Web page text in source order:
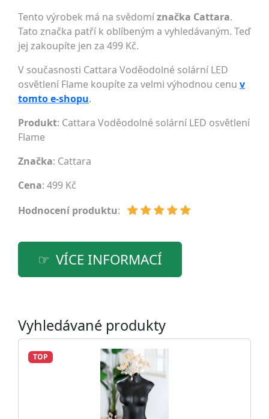
Tento výrobek má na svědomíznačka Cattara.
Tato značka patří k oblíbeným a vyhledávaným. Teď
jej zakoupíte jen za 499 Kč.
V současnosti Cattara Voděodolné solární LED
osvětlení Flame koupíte za velmi výhodnou cenu v
tomto e-shopu.
Produkt: Cattara Voděodolné solární LED osvětlení
Flame
Značka: Cattara
Cena: 499 Kč
Hodnocení produktu:
VÍCE INFORMACÍ
Vyhledávané produkty
TOP